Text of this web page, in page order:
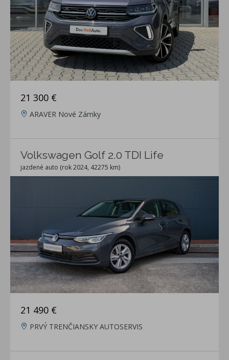
21 300 €
ARAVER Nové Zámky
Volkswagen Golf 2.0 TDI Life
jazdené auto (rok 2024, 42275 km)
21 490 €
PRVÝ TRENČIANSKY AUTOSERVIS